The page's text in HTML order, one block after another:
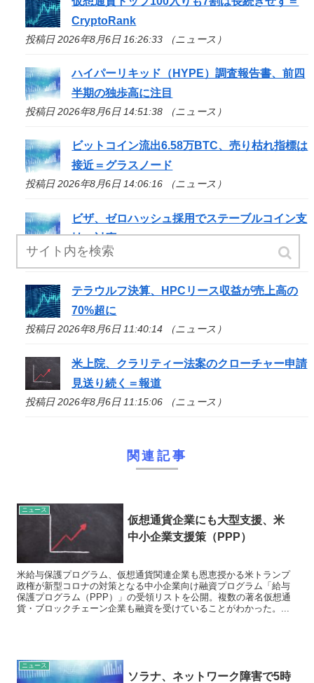
CryptoRank
投稿日 2026年8月6日 16:26:33 （ニュース）
ハイパーリキッド（HYPE）調査報告書、前四
半期の独歩高に注目
投稿日 2026年8月6日 14:51:38 （ニュース）
ビットコイン流出6.58万BTC、売り枯れ指標は
接近＝グラスノード
投稿日 2026年8月6日 14:06:16 （ニュース）
ビザ、ゼロハッシュ採用でステーブルコイン支
払い対応へ
投稿日 2026年8月6日 13:50:51 （ニュース）
テラウルフ決算、HPCリース収益が売上高の
70%超に
投稿日 2026年8月6日 11:40:14 （ニュース）
米上院、クラリティー法案のクローチャー申請
見送り続く＝報道
投稿日 2026年8月6日 11:15:06 （ニュース）
関連記事
ニュース
仮想通貨企業にも大型支援、米
中小企業支援策（PPP）
米給与保護プログラム、仮想通貨関連企業も恩恵授かる米トランプ
政権が新型コロナの対策となる中小企業向け融資プログラム「給与
保護プログラム（PPP）」の受領リストを公開。複数の著名仮想通
貨・ブロックチェーン企業も融資を受けていることがわかった。...
ニュース
ソラナ、ネットワーク障害で5時